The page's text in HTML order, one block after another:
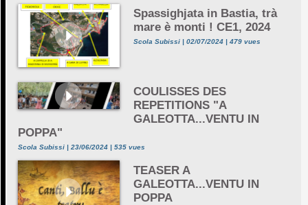
Spassighjata in Bastia, trà
mare è monti ! CE1, 2024
Scola Subissi | 02/07/2024 | 479 vues
COULISSES DES
REPETITIONS "A
GALEOTTA...VENTU IN
POPPA"
Scola Subissi | 23/06/2024 | 535 vues
TEASER A
GALEOTTA...VENTU IN
POPPA